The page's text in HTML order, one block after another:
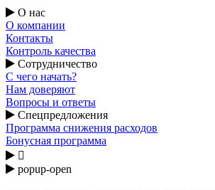
О нас
О компании
Контакты
Контроль качества
Сотрудничество
С чего начать?
Нам доверяют
Вопросы и ответы
Спецпредложения
Программа снижения расходов
Бонусная программа

popup-open